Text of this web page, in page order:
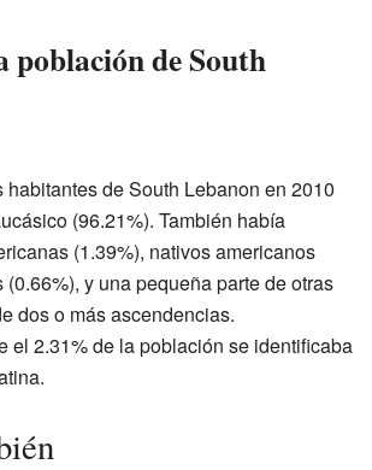
población de South
habitantes de South Lebanon en 2010
(96.21%). También había
(1.39%), nativos americanos
(0.66%), y una pequeña parte de otras
dos o más ascendencias.
el 2.31% de la población se identificaba